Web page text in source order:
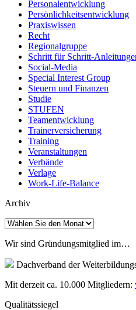
Personalentwicklung
Persönlichkeitsentwicklung
Praxiswissen
Recht
Regionalgruppe
Schritt für Schritt-
Social-Media
Special Interest Group
Steuern und Finanzen
Studie
STUFEN
Teamentwicklung
Trainerversicherung
Training
Veranstaltungen
Verbände
Verlage
Work-Life-Balance
Archiv
Archiv
Wir sind Gründungsmitglied im…
Dachverband der
Mit derzeit ca. 10.000 Mitgliedern:
Qualitätssiegel